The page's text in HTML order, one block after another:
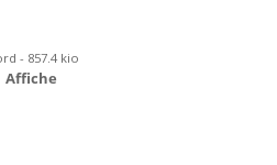
- 857.4 kio
Affiche